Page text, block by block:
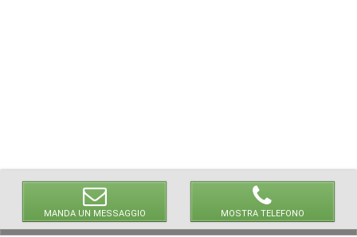
MANDA UN MESSAGGIO MOSTRA TELEFONO